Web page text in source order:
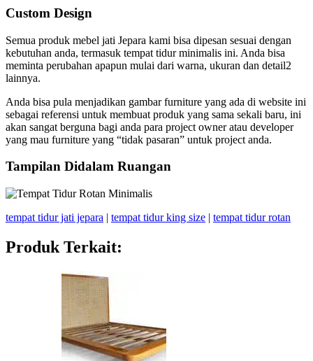
Custom Design
Semua produk mebel jati Jepara kami bisa dipesan sesuai dengan
kebutuhan anda, termasuk tempat tidur minimalis ini. Anda bisa
meminta perubahan apapun mulai dari warna, ukuran dan detail2
lainnya.
Anda bisa pula menjadikan gambar furniture yang ada di website ini
sebagai referensi untuk membuat produk yang sama sekali baru, ini
akan sangat berguna bagi anda para project owner atau developer
yang mau furniture yang “tidak pasaran” untuk project anda.
Tampilan Didalam Ruangan
tempat tidur jati jepara | tempat tidur king size | tempat tidur rotan
Produk Terkait: